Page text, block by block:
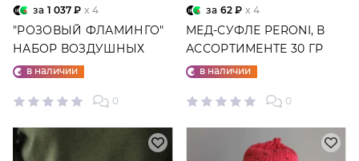
за 1 037 ₽ x 4
"РОЗОВЫЙ ФЛАМИНГО"
НАБОР ВОЗДУШНЫХ
ШАРОВ №25
в наличии
0
за 62 ₽ x 4
МЕД-СУФЛЕ PERONI, В
АССОРТИМЕНТЕ 30 ГР
в наличии
0